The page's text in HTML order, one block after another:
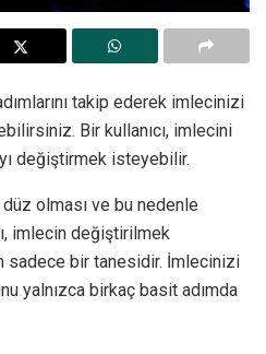
takip ederek imlecinizi
Bir kullanıcı, imlecini
değiştirmek isteyebilir.
olması ve bu nedenle
imlecin değiştirilmek
sadece bir tanesidir. İmlecinizi
yalnızca birkaç basit adımda